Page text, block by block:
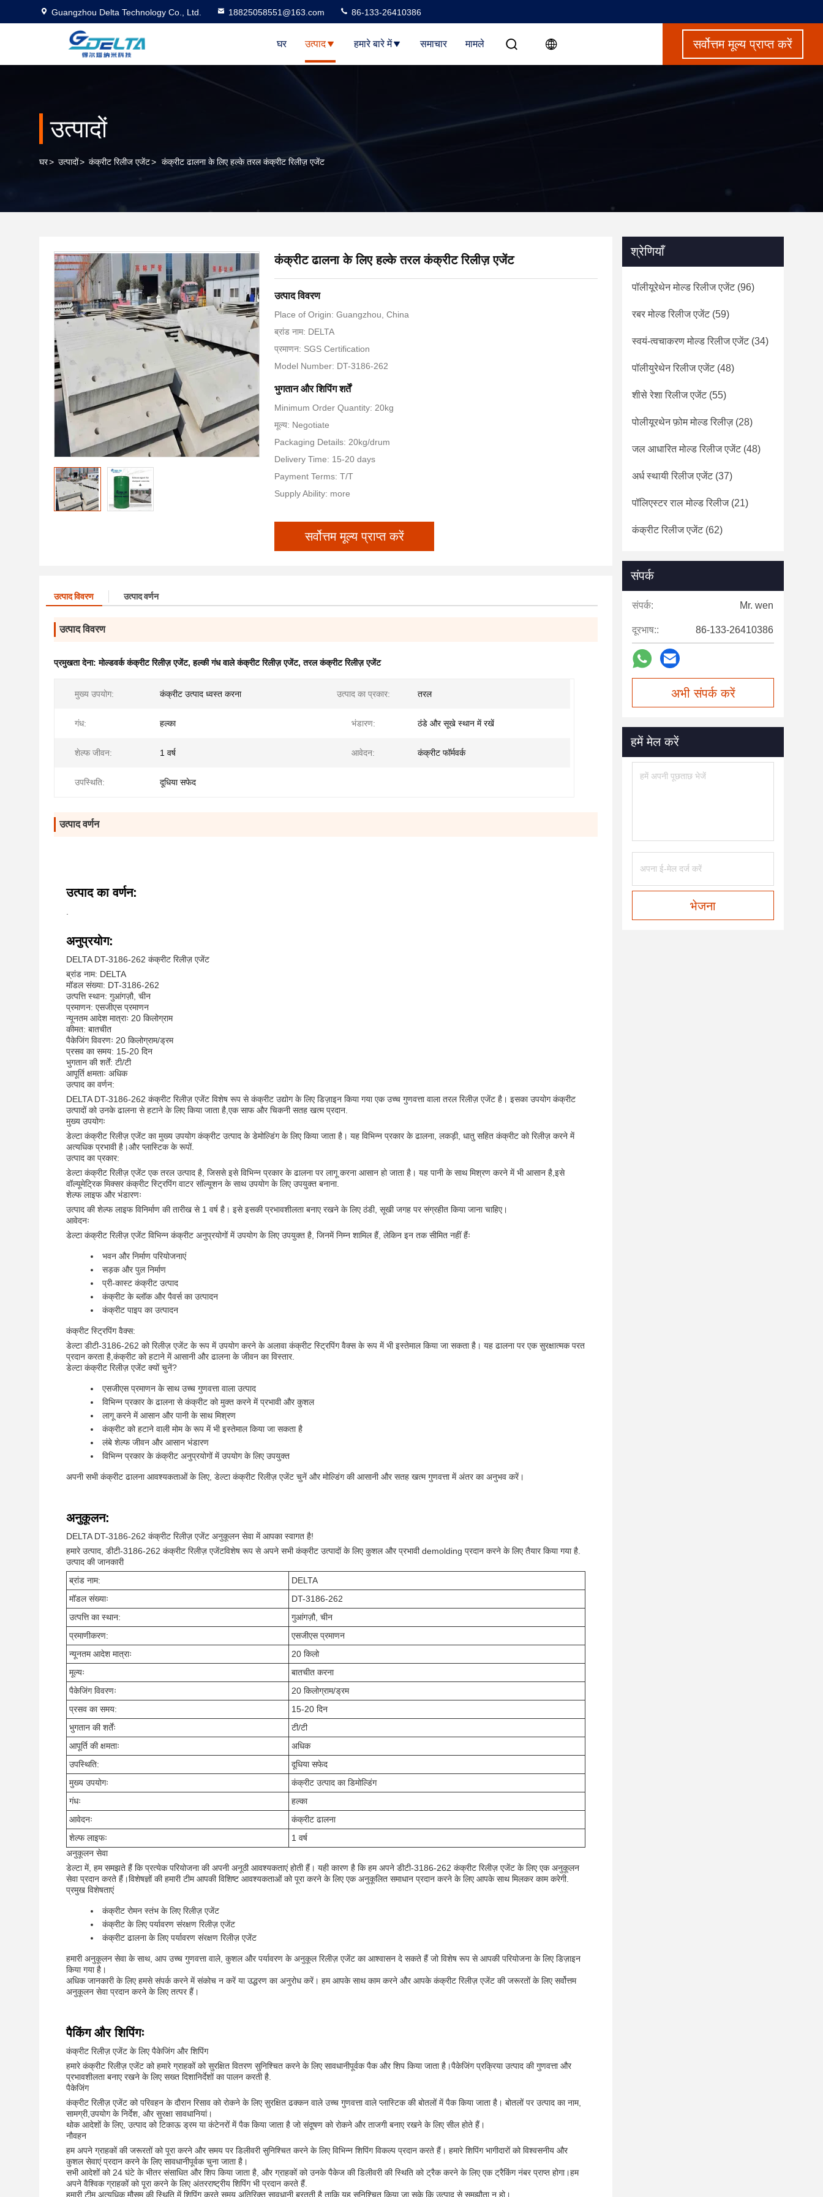
Guangzhou Delta Technology Co., Ltd. 18825058551@163.com 86-133-26410386
घर उत्पाद हमारे बारे में समाचार मामले सर्वोत्तम मूल्य प्राप्त करें
उत्पादों
घर> उत्पादों> कंक्रीट रिलीज एजेंट> कंक्रीट ढालना के लिए हल्के तरल कंक्रीट रिलीज़ एजेंट
कंक्रीट ढालना के लिए हल्के तरल कंक्रीट रिलीज़ एजेंट
उत्पाद विवरण
Place of Origin: Guangzhou, China
ब्रांड नाम: DELTA
प्रमाणन: SGS Certification
Model Number: DT-3186-262
भुगतान और शिपिंग शर्तें
Minimum Order Quantity: 20kg
मूल्य: Negotiate
Packaging Details: 20kg/drum
Delivery Time: 15-20 days
Payment Terms: T/T
Supply Ability: more
सर्वोत्तम मूल्य प्राप्त करें
उत्पाद विवरण उत्पाद वर्णन
उत्पाद विवरण
प्रमुखता देना:मोल्डवर्क कंक्रीट रिलीज़ एजेंट,हल्की गंध वाले कंक्रीट रिलीज़ एजेंट,तरल कंक्रीट रिलीज़ एजेंट
मुख्य उपयोग: कंक्रीट उत्पाद ध्वस्त करना उत्पाद का प्रकार: तरल
गंध: हल्का भंडारण: ठंडे और सूखे स्थान में रखें
शेल्फ जीवन: 1 वर्ष आवेदन: कंक्रीट फॉर्मवर्क
उपस्थिति: दूधिया सफेद
उत्पाद वर्णन
उत्पाद का वर्णन:
अनुप्रयोग:
DELTA DT-3186-262 कंक्रीट रिलीज़ एजेंट
ब्रांड नाम: DELTA
मॉडल संख्या: DT-3186-262
उत्पत्ति स्थान: गुआंगज़ौ, चीन
प्रमाणन: एसजीएस प्रमाणन
न्यूनतम आदेश मात्राः 20 किलोग्राम
कीमत: बातचीत
पैकेजिंग विवरणः 20 किलोग्राम/ड्रम
प्रसव का समय: 15-20 दिन
भुगतान की शर्तें: टी/टी
आपूर्ति क्षमताः अधिक
उत्पाद का वर्णन:
DELTA DT-3186-262 कंक्रीट रिलीज़ एजेंट विशेष रूप से कंक्रीट उद्योग के लिए डिज़ाइन किया गया एक उच्च गुणवत्ता वाला तरल रिलीज़ एजेंट है। इसका उपयोग कंक्रीट
उत्पादों को उनके ढालना से हटाने के लिए किया जाता है,एक साफ और चिकनी सतह खत्म प्रदान.
मुख्य उपयोगः
डेल्टा कंक्रीट रिलीज़ एजेंट का मुख्य उपयोग कंक्रीट उत्पाद के डेमोल्डिंग के लिए किया जाता है। यह विभिन्न प्रकार के ढालना, लकड़ी, धातु सहित कंक्रीट को रिलीज़ करने में
अत्यधिक प्रभावी है।और प्लास्टिक के रूपों.
उत्पाद का प्रकार:
डेल्टा कंक्रीट रिलीज़ एजेंट एक तरल उत्पाद है, जिससे इसे विभिन्न प्रकार के ढालना पर लागू करना आसान हो जाता है। यह पानी के साथ मिश्रण करने में भी आसान है,इसे
वॉल्यूमेट्रिक मिक्सर कंक्रीट स्ट्रिपिंग वाटर सॉल्यूशन के साथ उपयोग के लिए उपयुक्त बनाना.
शेल्फ लाइफ और भंडारणः
उत्पाद की शेल्फ लाइफ विनिर्माण की तारीख से 1 वर्ष है। इसे इसकी प्रभावशीलता बनाए रखने के लिए ठंडी, सूखी जगह पर संग्रहीत किया जाना चाहिए।
आवेदनः
डेल्टा कंक्रीट रिलीज़ एजेंट विभिन्न कंक्रीट अनुप्रयोगों में उपयोग के लिए उपयुक्त है, जिनमें निम्न शामिल हैं, लेकिन इन तक सीमित नहीं हैंः
भवन और निर्माण परियोजनाएं
सड़क और पुल निर्माण
प्री-कास्ट कंक्रीट उत्पाद
कंक्रीट के ब्लॉक और पैवर्स का उत्पादन
कंक्रीट पाइप का उत्पादन
कंक्रीट स्ट्रिपिंग वैक्स:
डेल्टा डीटी-3186-262 को रिलीज़ एजेंट के रूप में उपयोग करने के अलावा कंक्रीट स्ट्रिपिंग वैक्स के रूप में भी इस्तेमाल किया जा सकता है। यह ढालना पर एक सुरक्षात्मक परत
प्रदान करता है,कंक्रीट को हटाने में आसानी और ढालना के जीवन का विस्तार.
डेल्टा कंक्रीट रिलीज़ एजेंट क्यों चुनें?
एसजीएस प्रमाणन के साथ उच्च गुणवत्ता वाला उत्पाद
विभिन्न प्रकार के ढालना से कंक्रीट को मुक्त करने में प्रभावी और कुशल
लागू करने में आसान और पानी के साथ मिश्रण
कंक्रीट को हटाने वाली मोम के रूप में भी इस्तेमाल किया जा सकता है
लंबे शेल्फ जीवन और आसान भंडारण
विभिन्न प्रकार के कंक्रीट अनुप्रयोगों में उपयोग के लिए उपयुक्त
अपनी सभी कंक्रीट ढालना आवश्यकताओं के लिए, डेल्टा कंक्रीट रिलीज़ एजेंट चुनें और मोल्डिंग की आसानी और सतह खत्म गुणवत्ता में अंतर का अनुभव करें।
अनुकूलन:
DELTA DT-3186-262 कंक्रीट रिलीज़ एजेंट अनुकूलन सेवा में आपका स्वागत है!
हमारे उत्पाद, डीटी-3186-262 कंक्रीट रिलीज़ एजेंटविशेष रूप से अपने सभी कंक्रीट उत्पादों के लिए कुशल और प्रभावी demolding प्रदान करने के लिए तैयार किया गया है.
उत्पाद की जानकारी
ब्रांड नाम:
DELTA
मॉडल संख्याः
DT-3186-262
उत्पत्ति का स्थान:
गुआंगज़ौ, चीन
प्रमाणीकरण:
एसजीएस प्रमाणन
न्यूनतम आदेश मात्राः
20 किलो
मूल्यः
बातचीत करना
पैकेजिंग विवरणः
20 किलोग्राम/ड्रम
प्रसव का समय:
15-20 दिन
भुगतान की शर्तेंः
टी/टी
आपूर्ति की क्षमताः
अधिक
उपस्थिति:
दूधिया सफेद
मुख्य उपयोगः
कंक्रीट उत्पाद का डिमोल्डिंग
गंधः
हल्का
आवेदनः
कंक्रीट ढालना
शेल्फ लाइफः
1 वर्ष
अनुकूलन सेवा
डेल्टा में, हम समझते हैं कि प्रत्येक परियोजना की अपनी अनूठी आवश्यकताएं होती हैं। यही कारण है कि हम अपने डीटी-3186-262 कंक्रीट रिलीज़ एजेंट के लिए एक अनुकूलन
सेवा प्रदान करते हैं।विशेषज्ञों की हमारी टीम आपकी विशिष्ट आवश्यकताओं को पूरा करने के लिए एक अनुकूलित समाधान प्रदान करने के लिए आपके साथ मिलकर काम करेगी.
प्रमुख विशेषताएं
कंक्रीट रोमन स्तंभ के लिए रिलीज़ एजेंट
कंक्रीट के लिए पर्यावरण संरक्षण रिलीज़ एजेंट
कंक्रीट ढालना के लिए पर्यावरण संरक्षण रिलीज़ एजेंट
हमारी अनुकूलन सेवा के साथ, आप उच्च गुणवत्ता वाले, कुशल और पर्यावरण के अनुकूल रिलीज़ एजेंट का आश्वासन दे सकते हैं जो विशेष रूप से आपकी परियोजना के लिए डिज़ाइन
किया गया है।
अधिक जानकारी के लिए हमसे संपर्क करने में संकोच न करें या उद्धरण का अनुरोध करें। हम आपके साथ काम करने और आपके कंक्रीट रिलीज़ एजेंट की जरूरतों के लिए सर्वोत्तम
अनुकूलन सेवा प्रदान करने के लिए तत्पर हैं।
पैकिंग और शिपिंगः
कंक्रीट रिलीज़ एजेंट के लिए पैकेजिंग और शिपिंग
हमारे कंक्रीट रिलीज़ एजेंट को हमारे ग्राहकों को सुरक्षित वितरण सुनिश्चित करने के लिए सावधानीपूर्वक पैक और शिप किया जाता है।पैकेजिंग प्रक्रिया उत्पाद की गुणवत्ता और
प्रभावशीलता बनाए रखने के लिए सख्त दिशानिर्देशों का पालन करती है.
पैकेजिंग
कंक्रीट रिलीज़ एजेंट को परिवहन के दौरान रिसाव को रोकने के लिए सुरक्षित ढक्कन वाले उच्च गुणवत्ता वाले प्लास्टिक की बोतलों में पैक किया जाता है। बोतलों पर उत्पाद का नाम,
सामग्री,उपयोग के निर्देश, और सुरक्षा सावधानियां।
थोक आदेशों के लिए, उत्पाद को टिकाऊ ड्रम या कंटेनरों में पैक किया जाता है जो संदूषण को रोकने और ताजगी बनाए रखने के लिए सील होते हैं।
नौवहन
हम अपने ग्राहकों की जरूरतों को पूरा करने और समय पर डिलीवरी सुनिश्चित करने के लिए विभिन्न शिपिंग विकल्प प्रदान करते हैं। हमारे शिपिंग भागीदारों को विश्वसनीय और
कुशल सेवाएं प्रदान करने के लिए सावधानीपूर्वक चुना जाता है।
सभी आदेशों को 24 घंटे के भीतर संसाधित और शिप किया जाता है, और ग्राहकों को उनके पैकेज की डिलीवरी की स्थिति को ट्रैक करने के लिए एक ट्रैकिंग नंबर प्राप्त होगा।हम
अपने वैश्विक ग्राहकों को पूरा करने के लिए अंतरराष्ट्रीय शिपिंग भी प्रदान करते हैं.
हमारी टीम अत्यधिक मौसम की स्थिति में शिपिंग करते समय अतिरिक्त सावधानी बरतती है ताकि यह सुनिश्चित किया जा सके कि उत्पाद से समझौता न हो।
श्रेणियाँ
पॉलीयूरेथेन मोल्ड रिलीज एजेंट(96)
रबर मोल्ड रिलीज एजेंट(59)
स्वयं-त्वचाकरण मोल्ड रिलीज एजेंट(34)
पॉलीयुरेथेन रिलीज एजेंट(48)
शीसे रेशा रिलीज एजेंट(55)
पोलीयूरथेन फ़ोम मोल्ड रिलीज़(28)
जल आधारित मोल्ड रिलीज एजेंट(48)
अर्ध स्थायी रिलीज एजेंट(37)
पॉलिएस्टर राल मोल्ड रिलीज(21)
कंक्रीट रिलीज एजेंट(62)
संपर्क
संपर्क: Mr. wen
दूरभाष:: 86-133-26410386
अभी संपर्क करें
हमें मेल करें
भेजना